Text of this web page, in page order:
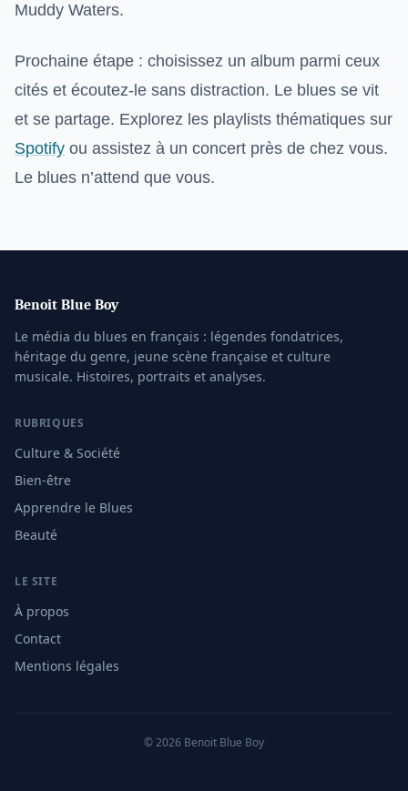
Muddy Waters.
Prochaine étape : choisissez un album parmi ceux
cités et écoutez-le sans distraction. Le blues se vit
et se partage. Explorez les playlists thématiques sur
Spotify ou assistez à un concert près de chez vous.
Le blues n’attend que vous.
Benoit Blue Boy
Le média du blues en français : légendes fondatrices,
héritage du genre, jeune scène française et culture
musicale. Histoires, portraits et analyses.
RUBRIQUES
Culture & Société
Bien-être
Apprendre le Blues
Beauté
LE SITE
À propos
Contact
Mentions légales
© 2026 Benoit Blue Boy